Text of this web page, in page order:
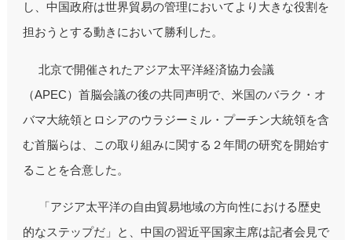
し、中国政府は世界貿易の管理においてより大きな役割を
担おうとする動きにおいて勝利した。
北京で開催されたアジア太平洋経済協力会議
（APEC）首脳会議の後の共同声明で、米国のバラク・オ
バマ大統領とロシアのウラジーミル・プーチン大統領を含
む首脳らは、この取り組みに関する２年間の研究を開始す
ることを合意した。
「アジア太平洋の自由貿易地域の方向性における歴史
的なステップだ」と、中国の習近平国家主席は記者会見で